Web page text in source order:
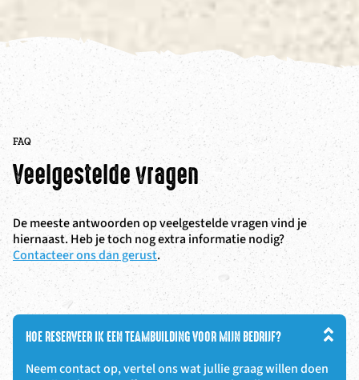
HOE RESERVEER IK EEN TEAMBUILDING VOOR MIJN BEDRIJF?
Neem contact op, vertel ons wat jullie graag willen doen
FAQ
Veelgestelde vragen
De meeste antwoorden op veelgestelde vragen vind je
hiernaast. Heb je toch nog extra informatie nodig?
Contacteer ons dan gerust.